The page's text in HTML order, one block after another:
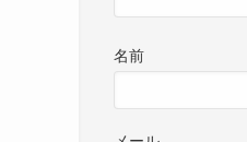
名前